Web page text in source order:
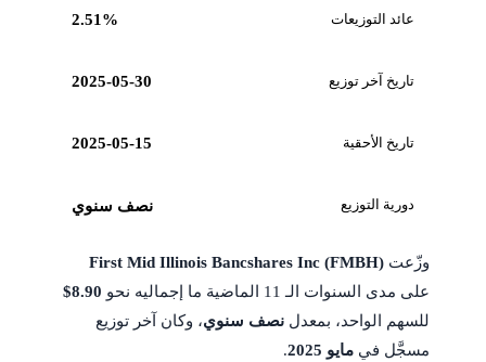
عائد التوزيعات 2.51%
تاريخ آخر توزيع 2025-05-30
تاريخ الأحقية 2025-05-15
دورية التوزيع نصف سنوي
وزّعت First Mid Illinois Bancshares Inc (FMBH)
على مدى السنوات الـ 11 الماضية ما إجماليه نحو
$8.90
للسهم الواحد، بمعدل نصف سنوي، وكان آخر توزيع
مسجَّل في مايو 2025 .